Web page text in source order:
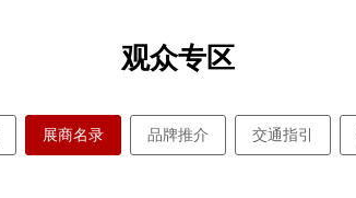
观众专区
展商名录 品牌推介 交通指引